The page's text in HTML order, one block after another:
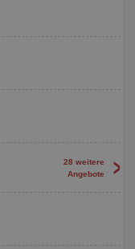
28 weitere
Angebote
>